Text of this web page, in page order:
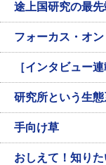
途上国研究の最先
フォーカス・オ
［インタビュー
研究所という生態
手向け草
おしえて！知り